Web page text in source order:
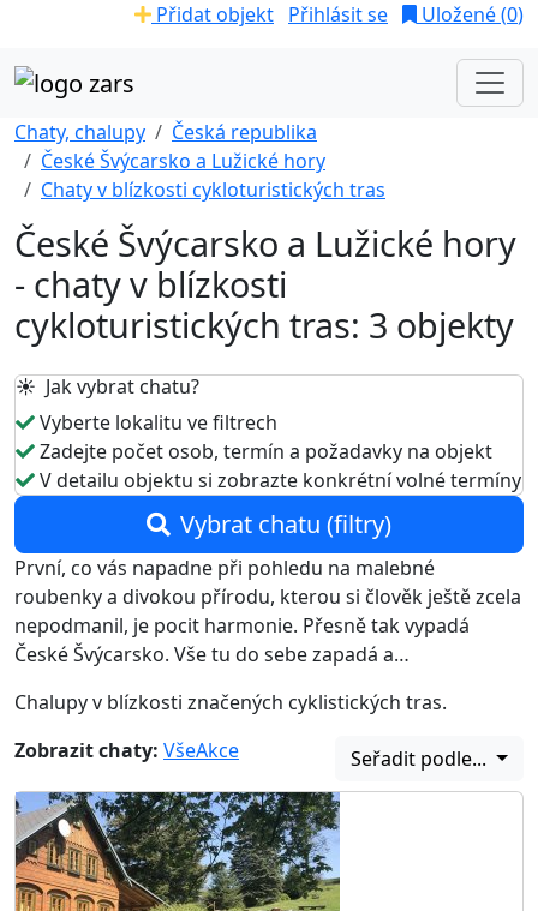
Přidat objekt Přihlásit se Uložené (0)
Chaty, chalupy
Česká republika
České Švýcarsko a Lužické hory
Chaty v blízkosti cykloturistických tras
České Švýcarsko a Lužické hory
- chaty v blízkosti
cykloturistických tras: 3 objekty
☀️ Jak vybrat chatu?
Vyberte lokalitu ve filtrech
Zadejte počet osob, termín a požadavky na objekt
V detailu objektu si zobrazte konkrétní volné termíny
Vybrat chatu (filtry)
První, co vás napadne při pohledu na malebné
roubenky a divokou přírodu, kterou si člověk ještě zcela
nepodmanil, je pocit harmonie. Přesně tak vypadá
České Švýcarsko. Vše tu do sebe zapadá a…
Chalupy v blízkosti značených cyklistických tras.
Zobrazit chaty: VšeAkce Seřadit podle...